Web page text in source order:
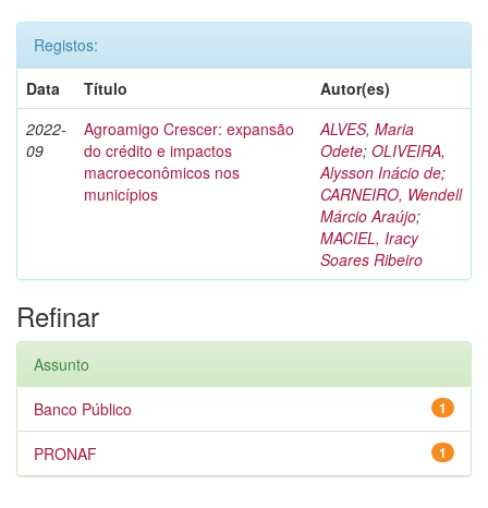
Registos:
Data
Título
Autor(es)
2022-
09
Agroamigo Crescer: expansão
do crédito e impactos
macroeconômicos nos
municípios
ALVES, Maria
Odete; OLIVEIRA,
Alysson Inácio de;
CARNEIRO, Wendell
Márcio Araújo;
MACIEL, Iracy
Soares Ribeiro
Refinar
Assunto
1
Banco Público
1
PRONAF